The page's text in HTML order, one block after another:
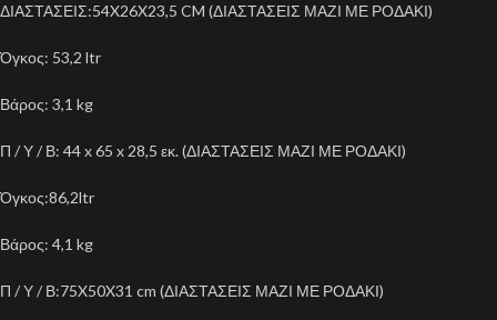
ΔΙΑΣΤΑΣΕΙΣ:54X26X23,5 CM (ΔΙΑΣΤΑΣΕΙΣ ΜΑΖΙ ΜΕ ΡΟΔΑΚΙ)
Όγκος: 53,2 ltr
Βάρος: 3,1 kg
Π / Υ / Β: 44 x 65 x 28,5 εκ. (ΔΙΑΣΤΑΣΕΙΣ ΜΑΖΙ ΜΕ ΡΟΔΑΚΙ)
Όγκος:86,2ltr
Βάρος: 4,1 kg
Π / Υ / Β:75X50X31 cm (ΔΙΑΣΤΑΣΕΙΣ ΜΑΖΙ ΜΕ ΡΟΔΑΚΙ)